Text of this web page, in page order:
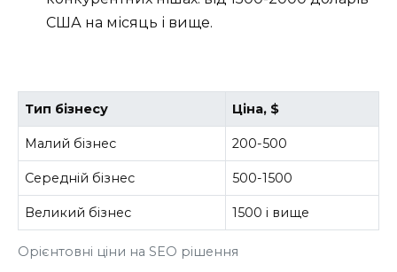
США на місяць і вище.
Орієнтовні ціни на SEO рішення
Тип бізнесу Ціна, $
Малий бізнес 200-500
Середній бізнес 500-1500
Великий бізнес 1500 і вище